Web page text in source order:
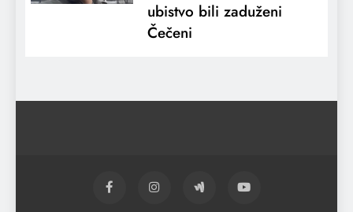
ubistvo bili zaduženi
Čečeni